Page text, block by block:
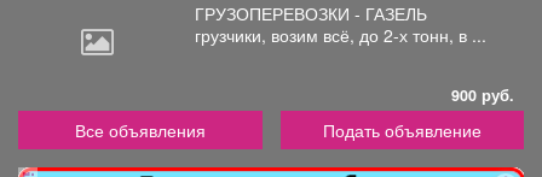
ГРУЗОПЕРЕВОЗКИ - ГАЗЕЛЬ
грузчики, возим всё, до 2-х тонн, в ...
900 руб.
Все объявления Подать объявление